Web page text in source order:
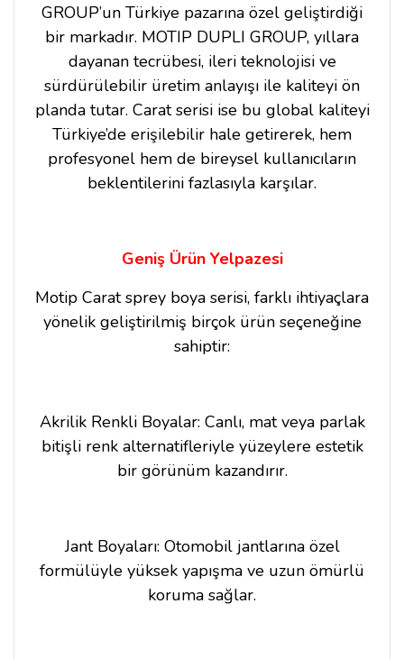
GROUP’un Türkiye pazarına özel geliştirdiği
bir markadır. MOTIP DUPLI GROUP, yıllara
dayanan tecrübesi, ileri teknolojisi ve
sürdürülebilir üretim anlayışı ile kaliteyi ön
planda tutar. Carat serisi ise bu global kaliteyi
Türkiye’de erişilebilir hale getirerek, hem
profesyonel hem de bireysel kullanıcıların
beklentilerini fazlasıyla karşılar.
Geniş Ürün Yelpazesi
Motip Carat sprey boya serisi, farklı ihtiyaçlara
yönelik geliştirilmiş birçok ürün seçeneğine
sahiptir:
Akrilik Renkli Boyalar: Canlı, mat veya parlak
bitişli renk alternatifleriyle yüzeylere estetik
bir görünüm kazandırır.
Jant Boyaları: Otomobil jantlarına özel
formülüyle yüksek yapışma ve uzun ömürlü
koruma sağlar.